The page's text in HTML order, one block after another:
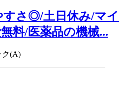
すさ◎/土日休み/マイ
料/医薬品の機械...
ク(A)